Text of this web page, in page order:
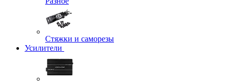
Стяжки и саморезы
Усилители